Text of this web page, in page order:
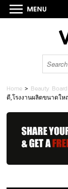
Home > Beauty Board
ดี,โรงงานผลิตขนาดใ